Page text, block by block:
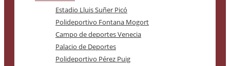
Estadio Lluis Suñer Picó
Polideportivo Fontana Mogort
Campo de deportes Venecia
Palacio de Deportes
Polideportivo Pérez Puig